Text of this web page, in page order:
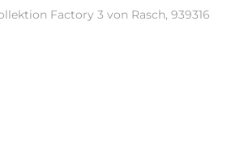
Factory 3 von Rasch, 939316